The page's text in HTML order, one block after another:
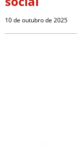
10 de outubro de 2025